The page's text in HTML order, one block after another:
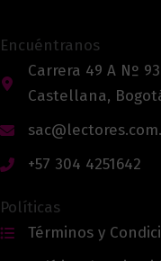
Encuéntranos
Carrera 49 A Nº
Castellana,
+57 304 4251642
Políticas
Términos y